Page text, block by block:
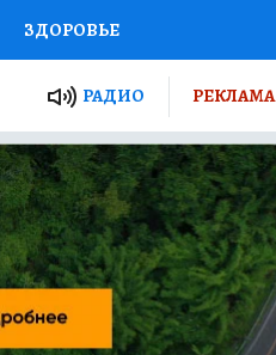
ЗДОРОВЬЕ
ПРОЕКТЫ РОССИИ
ПУТЕВОДИТЕЛЬ
ТУРИЗМ
ПОТРЕБИТЕЛЯ ВСЕ О КП
РАДИО РЕКЛАМА